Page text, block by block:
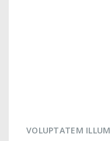
VOLUPTATEM